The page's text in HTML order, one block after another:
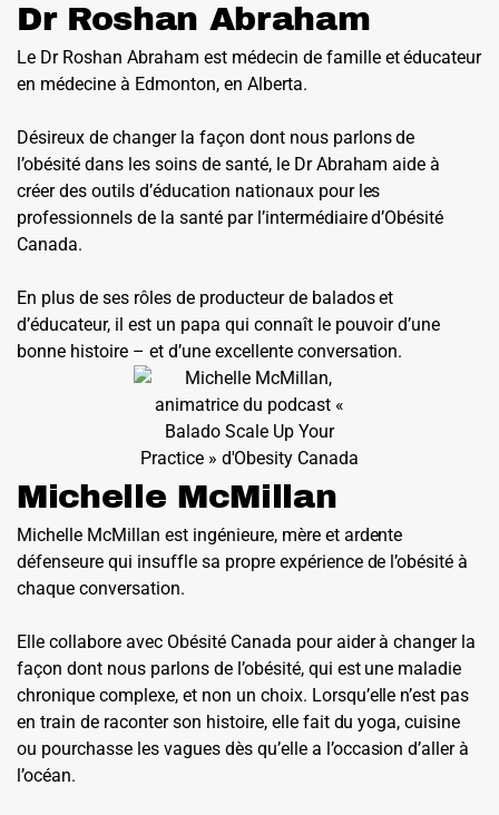
Dr Roshan Abraham
Le Dr Roshan Abraham est médecin de famille et éducateur
en médecine à Edmonton, en Alberta.
Désireux de changer la façon dont nous parlons de
l’obésité dans les soins de santé, le Dr Abraham aide à
créer des outils d’éducation nationaux pour les
professionnels de la santé par l’intermédiaire d’Obésité
Canada.
En plus de ses rôles de producteur de balados et
d’éducateur, il est un papa qui connaît le pouvoir d’une
bonne histoire – et d’une excellente conversation.
Michelle McMillan
Michelle McMillan est ingénieure, mère et ardente
défenseure qui insuffle sa propre expérience de l’obésité à
chaque conversation.
Elle collabore avec Obésité Canada pour aider à changer la
façon dont nous parlons de l’obésité, qui est une maladie
chronique complexe, et non un choix. Lorsqu’elle n’est pas
en train de raconter son histoire, elle fait du yoga, cuisine
ou pourchasse les vagues dès qu’elle a l’occasion d’aller à
l’océan.